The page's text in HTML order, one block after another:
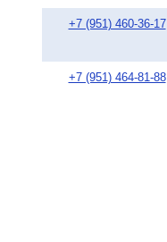
+7 (951) 460-36-17
+7 (951) 464-81-88